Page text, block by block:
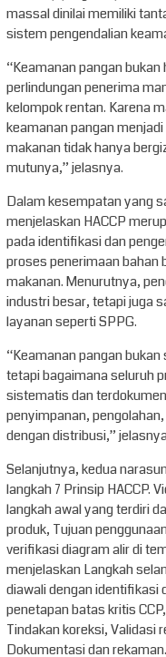
massal dinilai memiliki
sistem pengendalian
“Keamanan pangan
perlindungan penerima
kelompok rentan. Karena
keamanan pangan
makanan tidak hanya
mutunya,” jelasnya.
Dalam kesempatan yang
menjelaskan HACCP
pada identifikasi dan
proses penerimaan bahan
makanan. Menurutnya,
industri besar, tetapi juga
layanan seperti SPPG.
“Keamanan pangan
tetapi bagaimana seluruh
sistematis dan
penyimpanan,
dengan distribusi,”
Selanjutnya, kedua
langkah 7 Prinsip HACCP.
langkah awal yang terdiri
produk, Tujuan
verifikasi diagram alir di
menjelaskan Langkah
diawali dengan identifikasi
penetapan batas kritis
Tindakan koreksi, Validasi
Dokumentasi dan rekaman.